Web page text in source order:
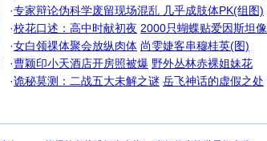
·专家辩论伪科学废留现场混乱 几乎成肢体PK(组图)
·校花口述：高中时献初夜 2000只蝴蝶贴爱因斯坦像
·女白领祼体聚会放纵肉体 尚雯婕客串穆桂英(图)
·曹颖印小天酒店开房照被爆 野外丛林赤裸姐妹花
·诡秘莫测：二战五大未解之谜 岳飞神话的虚假之处